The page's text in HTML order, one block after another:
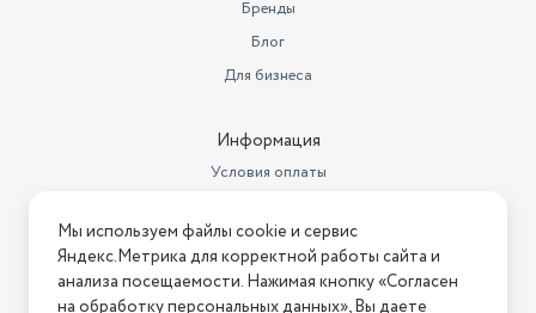
Бренды
Блог
Для бизнеса
Информация
Условия оплаты
Условия возврата
Нашли ошибку на сайте? Напишите нам
Мы используем файлы cookie и сервис
Яндекс.Метрика для корректной работы сайта и
анализа посещаемости. Нажимая кнопку «Согласен
на обработку персональных данных», Вы даете